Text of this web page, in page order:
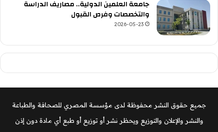
جامعة العلمين الدولية.. مصاريف الدراسة
والتخصصات وفرص القبول
2026-05-23
جميع حقوق النشر محفوظة لدى مؤسسة المصري للصحافة والطباعة
والنشر والإعلان والتوزيع ويحظر نشر أو توزيع أو طبع أي مادة دون إذن